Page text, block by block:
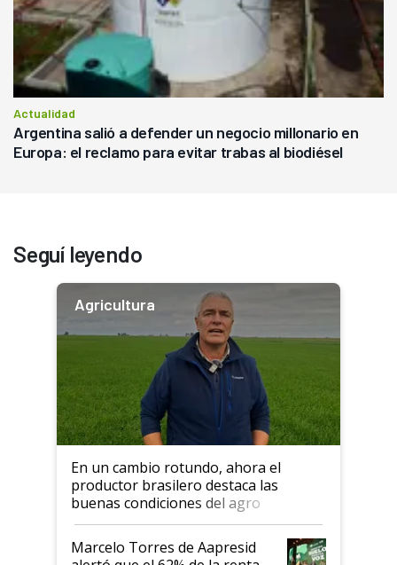
Actualidad
Argentina salió a defender un negocio millonario en
Europa: el reclamo para evitar trabas al biodiésel
Seguí leyendo
Agricultura
En un cambio rotundo, ahora el
productor brasilero destaca las
buenas condiciones del agro
argentino para invertir: "Los veo
más motivados"
Marcelo Torres de Aapresid